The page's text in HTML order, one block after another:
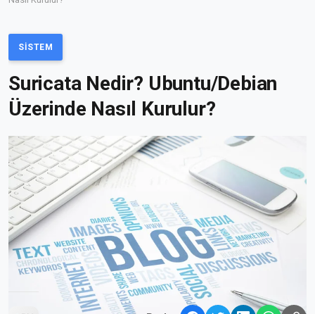
SISTEM
Suricata Nedir? Ubuntu/Debian
Üzerinde Nasıl Kurulur?